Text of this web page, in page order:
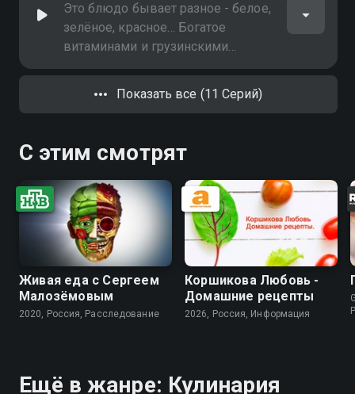
Это блюдо бывает разное - белое,
зелёное, красное… Богатое
витаминами и грузинскими
традициями, именно оно является
любимой холодной закуской Ильи
Лазерсона
Показать все (11 Серий)
С этим смотрят
Живая еда с Сергеем
Малозёмовым
2020, Россия, Расследование
Коршикова Любовь -
Домашние рецепты
2026, Россия, Информация
Ещё в жанре: Кулинария